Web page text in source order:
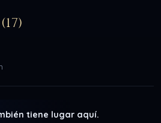
tiene lugar aquí.